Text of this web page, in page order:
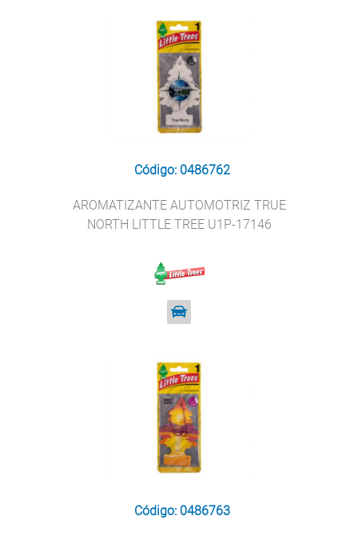
Código: 0486762
AROMATIZANTE AUTOMOTRIZ TRUE
NORTH LITTLE TREE U1P-17146
Código: 0486763